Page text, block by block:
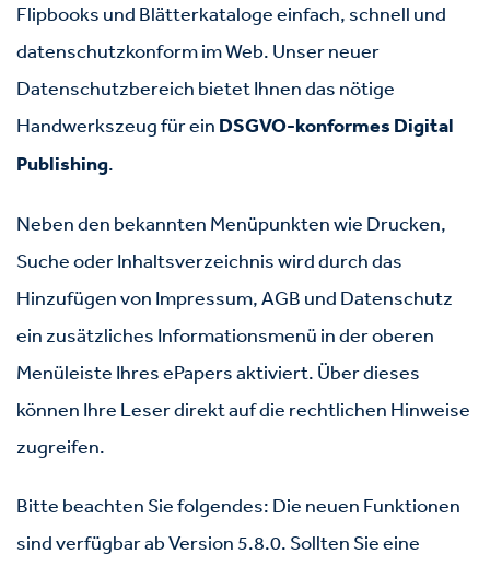
Flipbooks und Blätterkataloge einfach, schnell und
datenschutzkonform im Web. Unser neuer
Datenschutzbereich bietet Ihnen das nötige
Handwerkszeug für ein DSGVO-konformes Digital
Publishing.
Neben den bekannten Menüpunkten wie Drucken,
Suche oder Inhaltsverzeichnis wird durch das
Hinzufügen von Impressum, AGB und Datenschutz
ein zusätzliches Informationsmenü in der oberen
Menüleiste Ihres ePapers aktiviert. Über dieses
können Ihre Leser direkt auf die rechtlichen Hinweise
zugreifen.
Bitte beachten Sie folgendes: Die neuen Funktionen
sind verfügbar ab Version 5.8.0. Sollten Sie eine